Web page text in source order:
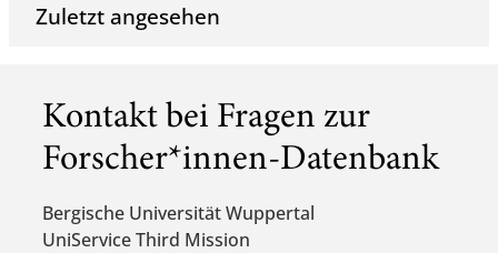
Zuletzt angesehen
Kontakt bei Fragen zur
Forscher*innen-Datenbank
Bergische Universität Wuppertal
UniService Third Mission